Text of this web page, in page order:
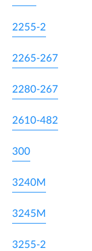
2255-2
2265-267
2280-267
2610-482
300
3240M
3245M
3255-2